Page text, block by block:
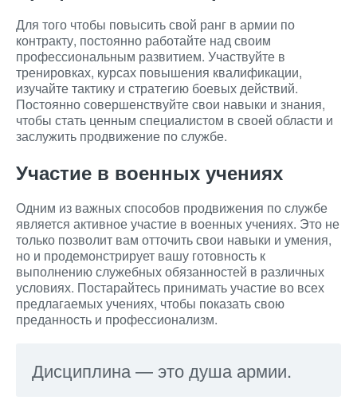
Для того чтобы повысить свой ранг в армии по
контракту, постоянно работайте над своим
профессиональным развитием. Участвуйте в
тренировках, курсах повышения квалификации,
изучайте тактику и стратегию боевых действий.
Постоянно совершенствуйте свои навыки и знания,
чтобы стать ценным специалистом в своей области и
заслужить продвижение по службе.
Участие в военных учениях
Одним из важных способов продвижения по службе
является активное участие в военных учениях. Это не
только позволит вам отточить свои навыки и умения,
но и продемонстрирует вашу готовность к
выполнению служебных обязанностей в различных
условиях. Постарайтесь принимать участие во всех
предлагаемых учениях, чтобы показать свою
преданность и профессионализм.
Дисциплина — это душа армии.